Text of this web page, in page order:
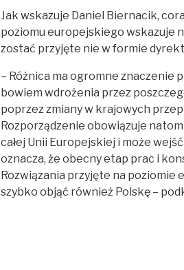
Jak wskazuje Daniel Biernacik,
poziomu europejskiego wskazuje
zostać przyjęte nie w formie
– Różnica ma ogromne znaczenie
bowiem wdrożenia przez
poprzez zmiany w krajowych
Rozporządzenie obowiązuje
całej Unii Europejskiej i może
oznacza, że obecny etap prac i
Rozwiązania przyjęte na poziomie
szybko objąć również Polskę –